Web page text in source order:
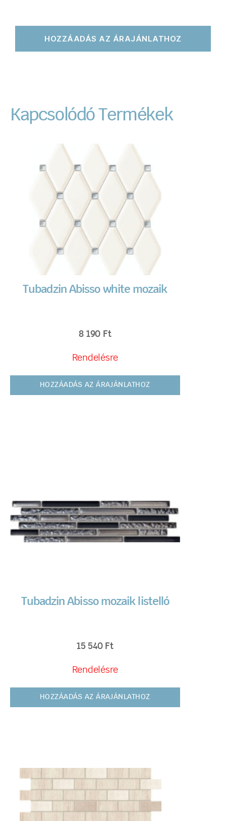
HOZZÁADÁS AZ ÁRAJÁNLATHOZ
Kapcsolódó Termékek
Tubadzin Abisso white mozaik
8 190 Ft
Rendelésre
HOZZÁADÁS AZ ÁRAJÁNLATHOZ
Tubadzin Abisso mozaik listelló
15 540 Ft
Rendelésre
HOZZÁADÁS AZ ÁRAJÁNLATHOZ